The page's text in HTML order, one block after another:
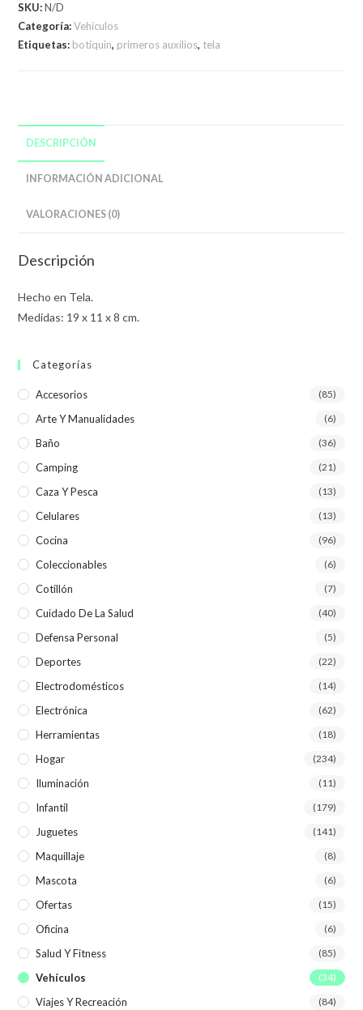
SKU:N/D
Categoría:Vehículos
Etiquetas: botiquin, primeros auxilios, tela
DESCRIPCIÓN
INFORMACIÓN ADICIONAL
VALORACIONES (0)
Descripción
Hecho en Tela.
Medidas: 19 x 11 x 8 cm.
Categorías
Accesorios (85)
Arte Y Manualidades (6)
Baño (36)
Camping (21)
Caza Y Pesca (13)
Celulares (13)
Cocina (96)
Coleccionables (6)
Cotillón (7)
Cuidado De La Salud (40)
Defensa Personal (5)
Deportes (22)
Electrodomésticos (14)
Electrónica (62)
Herramientas (18)
Hogar (234)
Iluminación (11)
Infantil (179)
Juguetes (141)
Maquillaje (8)
Mascota (6)
Ofertas (15)
Oficina (6)
Salud Y Fitness (85)
Vehículos (34)
Viajes Y Recreación (84)